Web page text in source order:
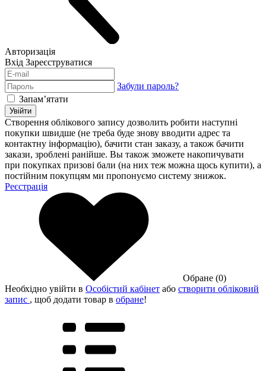
Авторизація
Вхід Зареєструватися
Забули пароль?
Запам’ятати
Увійти
Створення облікового запису дозволить робити наступні
покупки швидше (не треба буде знову вводити адрес та
контактну інформацію), бачити стан заказу, а також бачити
закази, зроблені ранійше. Вы також зможете накопичувати
при покупках призові бали (на них теж можна щось купити), а
постійним покупцям ми пропонуємо систему знижок.
Реєстрація
Обране (0)
Необхідно увійти в Особістий кабінет або створити обліковий
запис , щоб додати товар в обране!